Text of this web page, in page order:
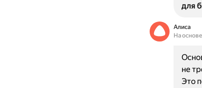
для
Алиса
На
не
Это